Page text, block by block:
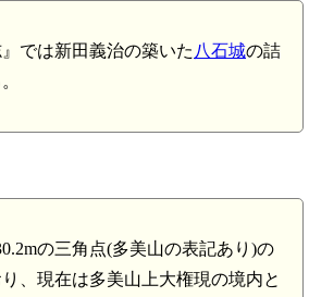
では新田義治の築いた 八石城の詰
の三角点(多美山の表記あり)の
、現在は多美山上大権現の境内と